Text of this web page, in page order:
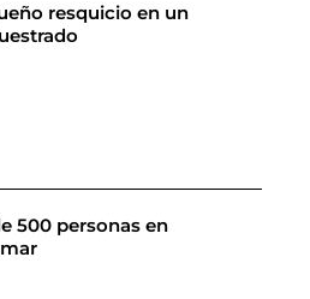
resquicio en un
500 personas en